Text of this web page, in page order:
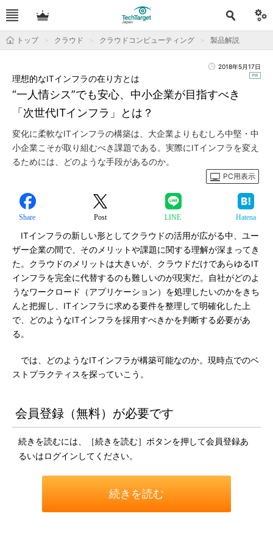
トップ クラウド クラウドコンピューティング 製品解説
2018年5月17日
“一人情シス”でも安心、中小企業が目指すべき
「次世代ITインフラ」とは？
理想的なITインフラの在り方とは
変化に柔軟なITインフラの構築は、大企業よりもむしろ中堅・中
小企業こそが取り組むべき課題である。実際にITインフラを変え
るためには、どのような手段があるのか。
PC用表示
Share Post LINE Hatena
ITインフラの新しい形としてクラウドの活用が広がる中、ユー
ザー企業の間で、そのメリットや課題に関する理解が深まってき
た。クラウドのメリットは大きいが、クラウドだけであらゆるIT
インフラを完全に代替するのも難しいのが現実だ。自社がどのよ
うなワークロード（アプリケーション）を処理したいのかをきち
んと把握し、ITインフラに求める要件を整理して明確化した上
で、どのようなITインフラを採用すべきかを判断する必要があ
る。
では、どのようなITインフラが構築可能なのか。現時点でのベ
ストプラクティスを探っていこう。
会員登録（無料）が必要です
続きを読むには、［続きを読む］ボタンを押して会員登録あ
るいはログインしてください。
続きを読む